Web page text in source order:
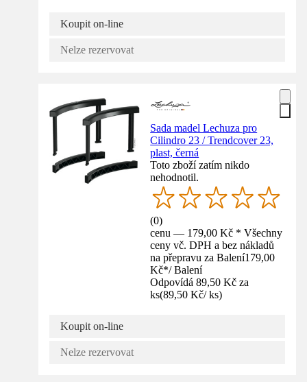
Koupit on-line
Nelze rezervovat
Sada madel Lechuza pro
Cilindro 23 / Trendcover 23,
plast, černá
Toto zboží zatím nikdo
nehodnotil.
(0)
cenu — 179,00 Kč * Všechny
ceny vč. DPH a bez nákladů
na přepravu za Balení179,00
Kč*/ Balení
Odpovídá 89,50 Kč za
ks(89,50 Kč/ ks)
Koupit on-line
Nelze rezervovat